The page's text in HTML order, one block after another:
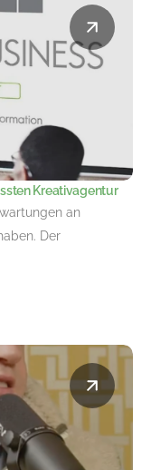
Kreativagentur
an
Der